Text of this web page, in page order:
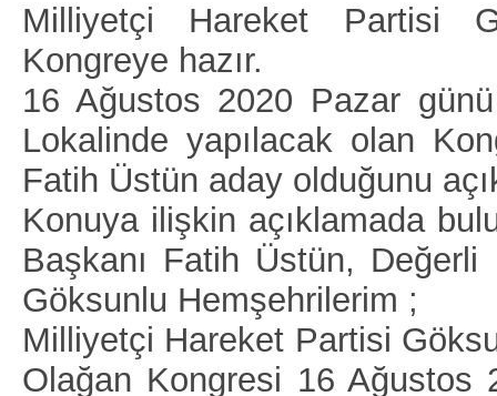
Milliyetçi Hareket Partisi
Kongreye hazır.
16 Ağustos 2020 Pazar
Lokalinde yapılacak olan
Fatih Üstün aday olduğunu
Konuya ilişkin açıklamada
Başkanı Fatih Üstün, Değerli
Göksunlu Hemşehrilerim ;
Milliyetçi Hareket Partisi
Olağan Kongresi 16 Ağustos